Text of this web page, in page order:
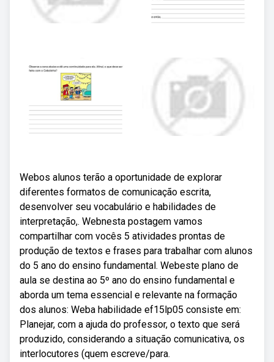
Webos alunos terão a oportunidade de explorar
diferentes formatos de comunicação escrita,
desenvolver seu vocabulário e habilidades de
interpretação,. Webnesta postagem vamos
compartilhar com vocês 5 atividades prontas de
produção de textos e frases para trabalhar com alunos
do 5 ano do ensino fundamental. Webeste plano de
aula se destina ao 5º ano do ensino fundamental e
aborda um tema essencial e relevante na formação
dos alunos: Weba habilidade ef15lp05 consiste em:
Planejar, com a ajuda do professor, o texto que será
produzido, considerando a situação comunicativa, os
interlocutores (quem escreve/para.